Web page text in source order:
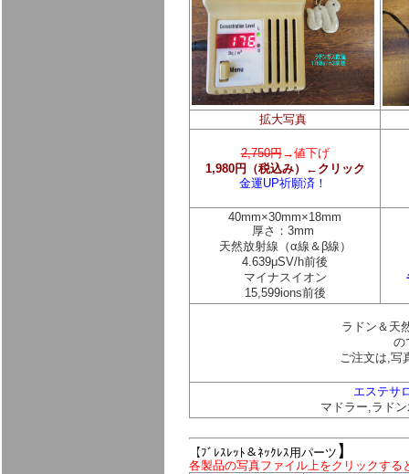
拡大写真
2,750円→値下げ
1,980円（税込み）←クリック
金運UP祈願済！
40mm×30mm×18mm
厚さ：3mm
天然放射線（α線＆β線）
4.639μSV/h前後
マイナスイオン
15,599ions前後
ラドン＆天
の
ご注文は,写
エステサ
マドラー,ラド
【ﾌﾞﾚｽﾚｯﾄ＆ﾈｯｸﾚｽ用パーツ 】
各製品の写真ファイル上をクリックす